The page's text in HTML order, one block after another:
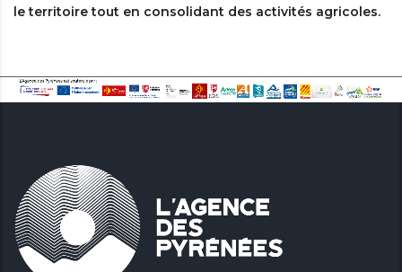
le territoire tout en consolidant des activités agricoles.